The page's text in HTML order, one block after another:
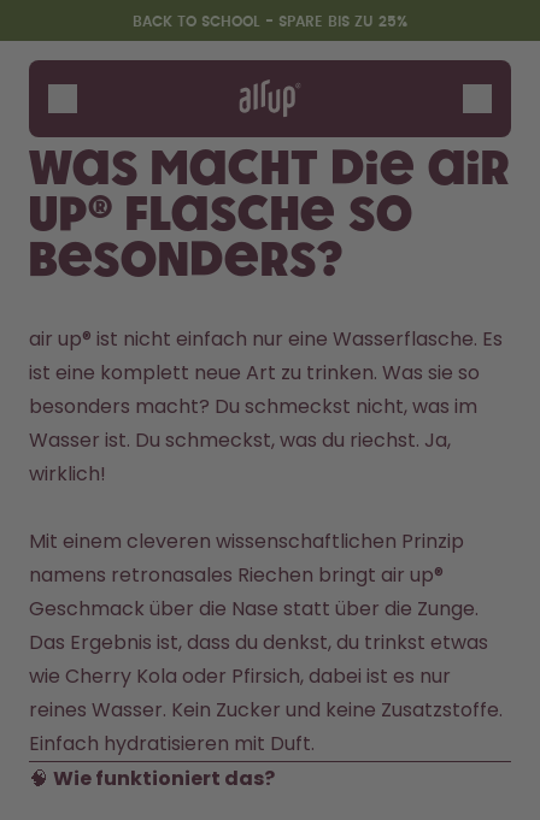
Zum Hauptinhalt springen
Erklärung zur BarrierefreiheitBACK TO SCHOOL - SPARE BIS ZU 25%
Flaschen
Duft-Pods
Zubehör
Starter Sets
Back2School
Gewinnspiel
Back to School - Spare bis zu
25%
Design Edition:
createdbygabe × air up®
Wie funktioniert's
Hilfe & FAQ
Flaschen vergleichen
Was macht die air
up® Flasche so
besonders?
air up® ist nicht einfach nur eine Wasserflasche. Es
ist eine komplett neue Art zu trinken. Was sie so
besonders macht? Du schmeckst nicht, was im
Wasser ist. Du schmeckst, was du riechst. Ja,
wirklich!
Mit einem cleveren wissenschaftlichen Prinzip
namens retronasales Riechen bringt air up®
Geschmack über die Nase statt über die Zunge.
Das Ergebnis ist, dass du denkst, du trinkst etwas
wie Cherry Kola oder Pfirsich, dabei ist es nur
reines Wasser. Kein Zucker und keine Zusatzstoffe.
Einfach hydratisieren mit Duft.
🧠 Wie funktioniert das?